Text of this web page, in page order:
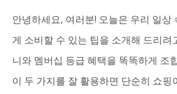
안녕하세요, 여러분! 오늘은 우리 일상
게 소비할 수 있는 팁을 소개해 드리려
니와 멤버십 등급 혜택을 똑똑하게 조
이 두 가지를 잘 활용하면 단순히 쇼핑